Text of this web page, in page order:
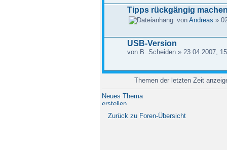
Tipps rückgängig
von Andreas »
USB-Version
von B. Scheiden » 23.04.2007,
Themen der letzten Zeit
Neues Thema
erstellen
Zurück zu Foren-Übersicht